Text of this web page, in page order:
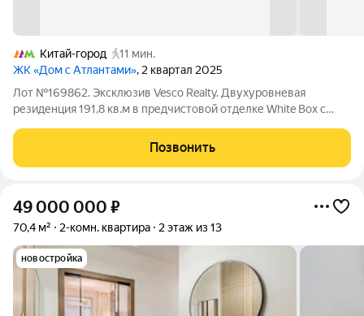
Китай-город
11 мин.
ЖК «Дом с Атлантами», 2 квартал 2025
Лот №169862. Эксклюзив Vesco Realty. Двухуровневая
резиденция 191,8 кв.м в предчистовой отделке White Box с
Китай-города. Уникальный формат городской резиденции, для
тех кто ценит приватность и
Позвонить
49 000 000 ₽
70,4 м² 2-комн. квартира 2 этаж из 13
новостройка